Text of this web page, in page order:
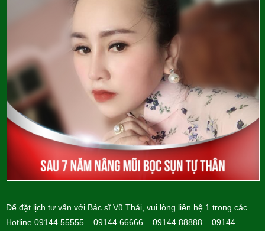
Để đặt lịch tư vấn với Bác sĩ Vũ Thái, vui lòng liên hệ 1 trong các
Hotline 09144 55555 – 09144 66666 – 09144 88888 – 09144